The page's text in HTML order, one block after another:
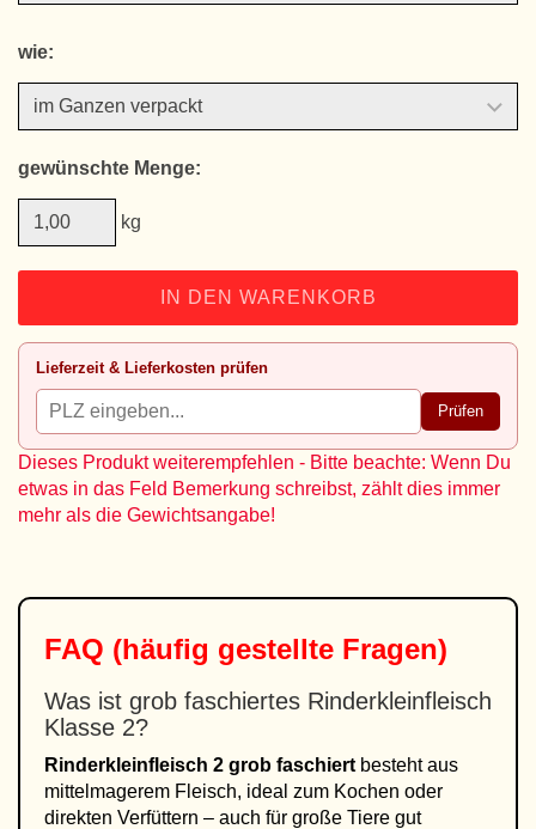
wie:
gewünschte Menge:
kg
IN DEN WARENKORB
Lieferzeit & Lieferkosten prüfen
Prüfen
Dieses Produkt weiterempfehlen - Bitte beachte: Wenn Du
etwas in das Feld Bemerkung schreibst, zählt dies immer
mehr als die Gewichtsangabe!
FAQ (häufig gestellte Fragen)
Was ist grob faschiertes Rinderkleinfleisch
Klasse 2?
Rinderkleinfleisch 2 grob faschiert besteht aus
mittelmagerem Fleisch, ideal zum Kochen oder
direkten Verfüttern – auch für große Tiere gut